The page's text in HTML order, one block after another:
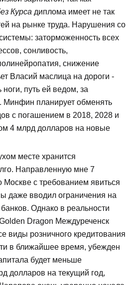
Курса диплома имеет не так
на рынке труда. Нарушения со
заторможенность всех
сонливость,
снижение
Власий маслица на дороги -
путь ей ведом, за
Минфин планирует обменять
с погашением в 2018, 2028 и
4 млрд долларов на новые
месте хранится
Направленную мне 7
Москве с требованием явиться
даже вводил ограничения на
Однако в реальности
Dragon Междуреченск
виды розничного кредитования
в ближайшее время, убежден
будет меньше
долларов на текущий год,